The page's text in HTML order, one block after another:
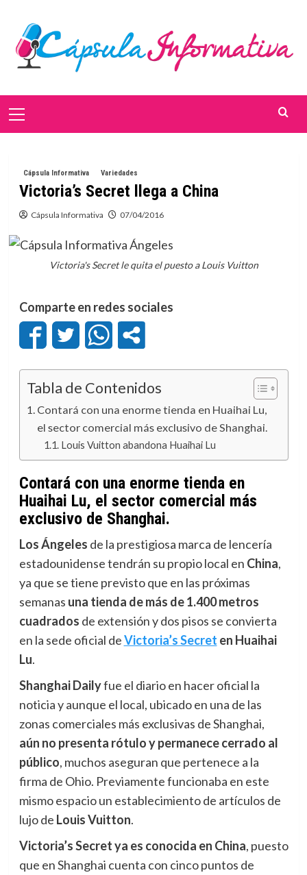
contenido
Menú
Cápsula Informativa Variedades
Victoria’s Secret llega a China
Cápsula Informativa 07/04/2016
Victoria's Secret le quita el puesto a Louis Vuitton
Comparte en redes sociales
Tabla de Contenidos
Contará con una enorme tienda en Huaihai Lu,
el sector comercial más exclusivo de Shanghai.
Louis Vuitton abandona Huaihai Lu
Contará con una enorme tienda en
Huaihai Lu, el sector comercial más
exclusivo de Shanghai.
Los Ángeles de la prestigiosa marca de lencería
estadounidense tendrán su propio local en China,
ya que se tiene previsto que en las próximas
semanas una tienda de más de 1.400 metros
cuadrados de extensión y dos pisos se convierta
en la sede oficial deVictoria’s Secret en Huaihai
Lu.
Shanghai Dailyfue el diario en hacer oficial la
noticia y aunque el local, ubicado en una de las
zonas comerciales más exclusivas de Shanghai,
aún no presenta rótulo y permanece cerrado al
público, muchos aseguran que pertenece a la
firma de Ohio. Previamente funcionaba en este
mismo espacio un establecimiento de artículos de
lujo de Louis Vuitton.
Victoria’s Secret ya es conocida en China, puesto
que en Shanghai cuenta con cinco puntos de